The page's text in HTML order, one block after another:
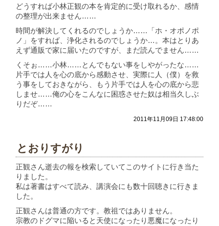
どうすれば小林正観の本を肯定的に受け取れるか、感情
の整理が出来ません……
時間が解決してくれるのでしょうか……「ホ・オポノポ
ノ」をすれば、浄化されるのでしょうか…。本はとりあ
えず通販で家に届いたのですが、まだ読んでません……
くそぉ……小林……とんでもない事をしやがったな……
片手では人を心の底から感動させ、実際に人（僕）を救
う事をしておきながら、もう片手では人を心の底から悲
しませ……俺の心をこんなに困惑させた奴は相当久しぶ
りだぞ……
2011年11月09日 17:48:00
とおりすがり
正観さん逝去の報を検索していてこのサイトに行き当た
りました。
私は著書はすべて読み、講演会にも数十回聴きに行きま
した。
正観さんは普通の方です。教祖ではありません。
宗教のドグマに陥いると天使になったり悪魔になったり